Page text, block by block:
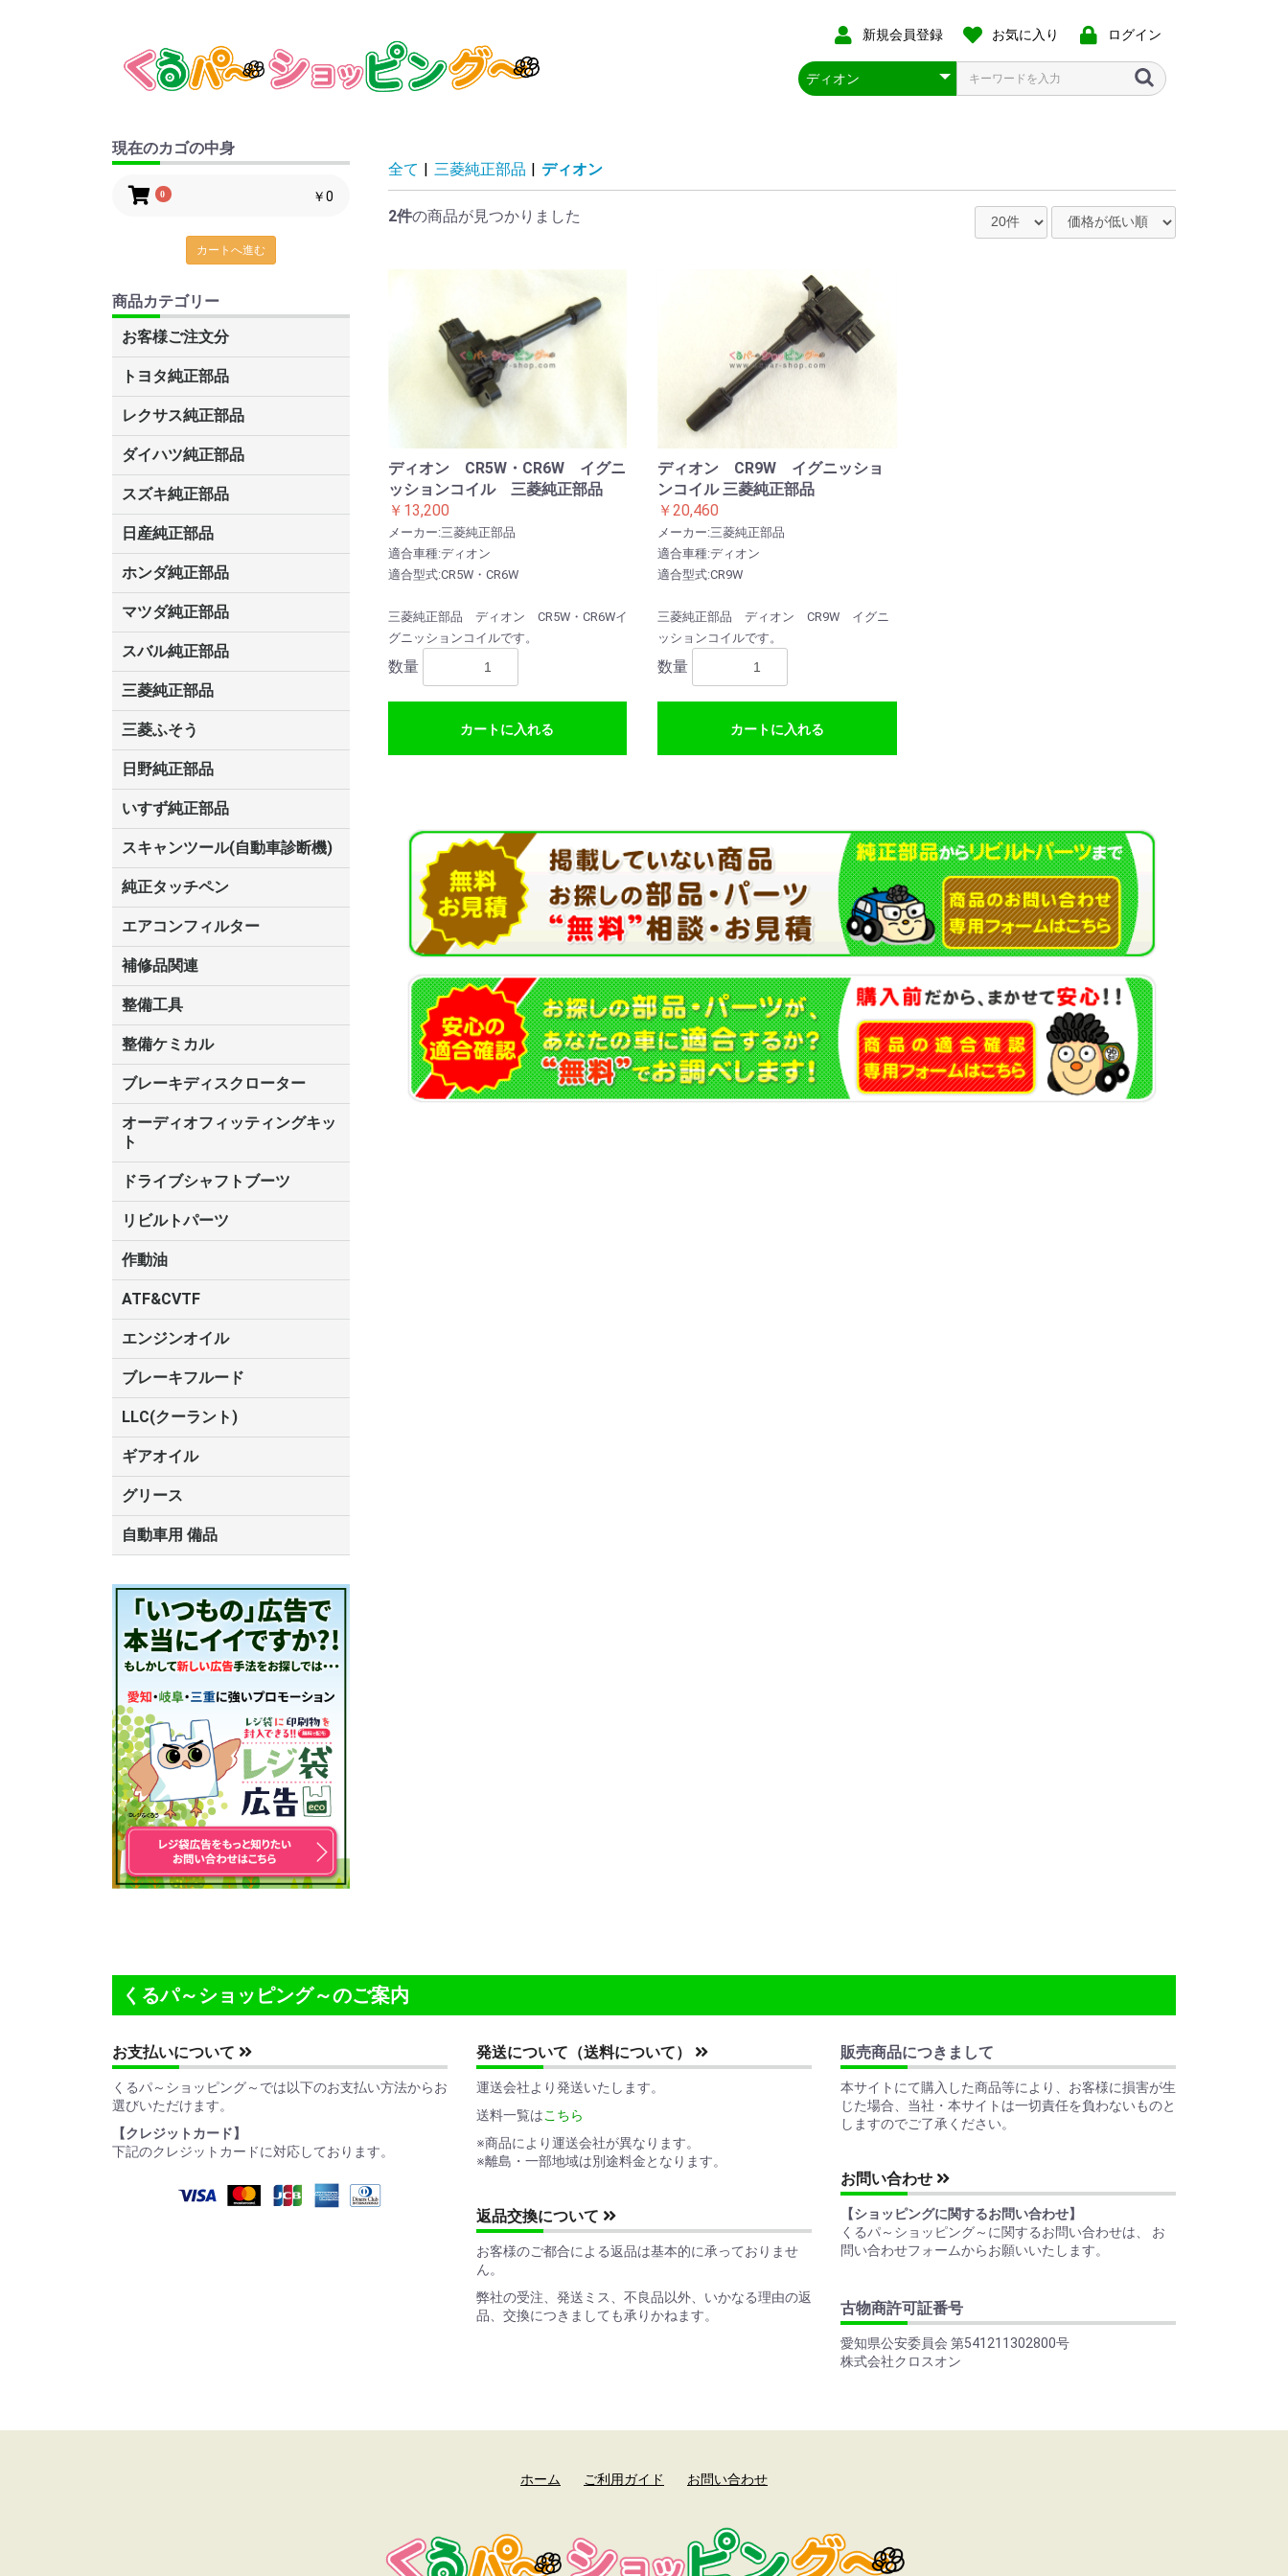
新規会員登録 お気に入り ログイン
現在のカゴの中身
0 ￥0
カートへ進む
商品カテゴリー
お客様ご注文分
トヨタ純正部品
C-HR
ルーミー・タンク
プリウスα
ナディア
グランビア・グランドハイエー
レクサスCT200H
86
カローラアクシオ
アベンシス
ヴェルファイア
MR2
サクシード
ヴェロッサ
トヨエース・ダイナ
タウンエース・ライトエース
ガイア
ピクシス
キャミ
ブレイド
デュエット
スープラ
カリーナ
コロナ
スターレット
SAI
センチュリー
アイシス
マークXジオ
IQ
AQUA(アクア)
アリスト
アルテッツァ・アルテッツァジ
アルファード
アルファードHV
ist
イプサム
ヴァンガード
ウィッシュ
ヴィッツ
WiLL サイファ
WiLL Vi
WiLL VS
ウィンダム
FJクルーザー
エスティマT・L
エスティマハイブリッド
レクサスLS600H/600HL
レクサスRX270/350
レクサスLS460/460L
MR-S
オーパ
オーリス
オリジン
カムリ
カルディナ
カローラ
カローラスパシオ
カローラフィールダー
カローラランクス・アレックス
クレスタ
クイックデリバリー
クラウン
クルーガー
シエンタ
セリカ
セルシオ
チェイサー
ノア・ボクシー
ハイエース・レジアスエース
ハイラックスサーフ
パッソ
ハリアー
ハリアーHV
bB
ビスタ・ビスタアルデオ
ファンカーゴ
プラッツ
プリウス
ブレビス
プレミオ・アリオン
プログレ
プロナード
プロボックス・サクシード
ベルタ
ボルツ
ポルテ
マークX
マークⅡ
ラウム
ラクティス
RAV4J・L
ランドクルーザー
ランドクルーザープラド
ルミオン
レクサスGS460/430/350/450H
レクサスIS250・350
レジアス・ツーリングハイエー
レクサス純正部品
GS450/GS350/GS250
CT200
ダイハツ純正部品
キャスト
ウェイク
シャレード
アルティス
クー
ビーゴ
アトレー
エッセ
オプティ
コペン
ストーリア
ソニカ
タント
タントエグゼ
テリオスキッド
ネイキッド
ハイゼット
ブーン・ブーンルミナス
マックス
ミラ・ミラジーノ
ミライース
ミラココア
ムーヴ
ムーヴコンテ
ムーヴラテ
リーザ
スズキ純正部品
ジムニーノマド
エブリィ
ハスラー
スペーシア
ソリオ
スイフト
エスクード
アルト
MRワゴン
エリオ
Kei
キャリィ・エブリィ
シボレークルーズ
ジムニー
スクラム
セルボ
ツイン
パレット
フロンテ
マイティーボーイ
ラパン
ワゴンR
ワゴンRワイド・プラス・ソリ
日産純正部品
ルークス
フィガロ
リーフ
リバティ
デイズ
ブルーバード
テラノ
バネット
KIX
オッティ
シルビア
スカイライン
ローレル
フェアレディZ
ティーノ
ティーダラティオ
ラフェスタ
ADバン
アトラス
アベニール
ウィングロード
エキスパート
エクストレイル
エルグランド
キャラバン
キューブ
サニー
シーマ
ジューク
ステージア
セレナ
ティアナ
ティーダ
デュアリス
ノート
バサラ
フーガ
プリメーラ
ブルーバードシルフィー
プレジデント
プレーリーリバティ
プレサージュ
マーチ
ムラーノ
モコ
ホンダ純正部品
N-ONE
シティ
ロゴ
プレリュード
トルネオ
HR-V
レジェンド
クロスロード
MDX
インサイト
ビート
フリード
S2000
S-MX
アクティ
アコード
インテグラ
エアウェイブ
エディックス
エリシオン
エレメント
オデッセイ
オルティア
ザッツ
CR-V
シビック
ステップワゴン
ストリーム
ゼスト
Z(ゼット)
トゥディ
パートナー
バモス
フィット
モビリオ
ライフ
ライフダンク
耕運機
マツダ純正部品
プロシード
ボンゴ
アクセラ
アテンザ
タイタン
ロードスター
ベリーサ
AZワゴン
CX-5
RX-8
MPV
スクラム
スピアーノ
キャロル
デミオ
ファミリア
プレマシー
ラピュタ
スバル純正部品
R2/R1
エクシーガ
フォレスター
BRZ
レオーネ
インプレッサ
ステラ
レガシイ
トレジア
ヴィヴィオ
サンバー
プレオ
三菱純正部品
ミニキャブ
デリカ
コルト
RVR
パジェロミニ
パジェロ
パジェロイオ
アスパイア
ランサー
ディンゴ
ミニキャブミーブ
ミニキャブバン
ミニキャブトラック
コルトプラス
ekワゴン・アクティブ・スポー
ツ・クラッシィ
キャンター
ギャラン
タウンボックス
ディオン
トッポBJ
ミニカ
ミニキャブ
レグナム
三菱ふそう
ファイター
日野純正部品
いすず純正部品
ビッグホーン
ギガ
フォワード
エルフ
スキャンツール(自動車診断機)
ALTIA(アルティア)
インターサポート(G-SCAN)
TAPS Inc.(タップスアイエヌシ
ツールプラネット
デンソーソリューション
日本ベンチャー
日立オートパーツ&サービス
ヤマト自動車
Seednew(シーズニュー)
BANZAI
コードリーダー各種
オプション各種
BANZAI(バンザイ
MST2000)
インターサポート(G-
SCAN,G-SCAN2)
純正タッチペン
レクサス
トヨタ
日産
ホンダ
三菱
マツダ
スバル
ダイハツ
スズキ
エアコンフィルター
補修品関連
整備工具
KOTO
ガレージジャッキ
エアーツール
ハンドツール
車両診断機
整備ケミカル
冷却水関連
エアコン整備
ドライブジョイDJ
ブレーキディスクローター
オーディオフィッティングキッ
ト
トヨタ
日産
三菱
マツダ
ホンダ
スバル
スズキ
ダイハツ
ドライブシャフトブーツ
分割タイプ
リビルトパーツ
リビルト シリンダーヘッド
リビルトドライブシャフト
リビルトパワーステアリングポ
ンプ
リビルトフューエルポンプ
作動油
トヨタ
ATF&CVTF
トヨタ
エンジンオイル
モービル1
ブレーキフルード
トヨタ
LLC(クーラント)
ギアオイル
トヨタ
グリース
タイホーコーザイ
トヨタ
自動車用 備品
全て | 三菱純正部品 | ディオン
2件の商品が見つかりました
ディオン CR5W・CR6W イグニ
ッションコイル 三菱純正部品
￥13,200
メーカー:三菱純正部品
適合車種:ディオン
適合型式:CR5W・CR6W
三菱純正部品 ディオン CR5W・CR6Wイ
グニッションコイルです。
数量
カートに入れる
ディオン CR9W イグニッショ
ンコイル 三菱純正部品
￥20,460
メーカー:三菱純正部品
適合車種:ディオン
適合型式:CR9W
三菱純正部品 ディオン CR9W イグニ
ッションコイルです。
数量
カートに入れる
くるパ～ショッピング～のご案内
お支払いについて
くるパ～ショッピング～では以下のお支払い方法からお
選びいただけます。
【クレジットカード】
下記のクレジットカードに対応しております。
発送について（送料について）
運送会社より発送いたします。
送料一覧はこちら
※商品により運送会社が異なります。
※離島・一部地域は別途料金となります。
返品交換について
お客様のご都合による返品は基本的に承っておりませ
ん。
弊社の受注、発送ミス、不良品以外、いかなる理由の返
品、交換につきましても承りかねます。
販売商品につきまして
本サイトにて購入した商品等により、お客様に損害が生
じた場合、当社・本サイトは一切責任を負わないものと
しますのでご了承ください。
お問い合わせ
【ショッピングに関するお問い合わせ】
くるパ～ショッピング～に関するお問い合わせは、 お
問い合わせフォームからお願いいたします。
古物商許可証番号
愛知県公安委員会 第541211302800号
株式会社クロスオン
ホーム ご利用ガイド お問い合わせ